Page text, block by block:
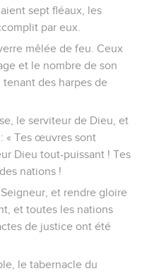
sept fléaux, les
par eux.
mêlée de feu. Ceux
et le nombre de son
des harpes de
le serviteur de Dieu, et
« Tes œuvres sont
Dieu tout-puissant ! Tes
nations !
et rendre gloire
et toutes les nations
de justice ont été
le tabernacle du